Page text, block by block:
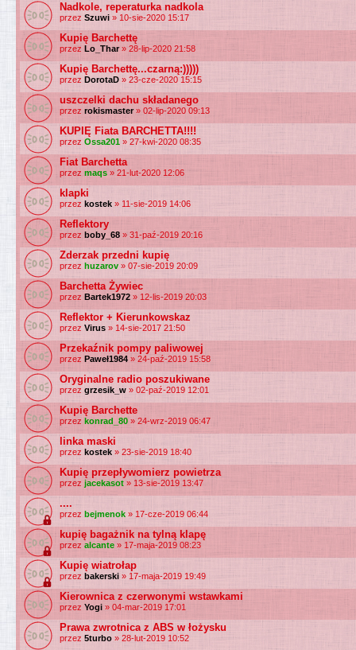
Nadkole, reperaturka nadkola
przez Szuwi » 10-sie-2020 15:17
Kupię Barchettę
przez Lo_Thar» 28-lip-2020 21:58
Kupię Barchettę...czarną:)))))
przez DorotaD » 23-cze-2020 15:15
uszczelki dachu składanego
przez rokismaster» 02-lip-2020 09:13
KUPIĘ Fiata BARCHETTA!!!!
przez Ossa201 » 27-kwi-2020 08:35
Fiat Barchetta
przez maqs » 21-lut-2020 12:06
klapki
przez kostek » 11-sie-2019 14:06
Reflektory
przez boby_68 » 31-paź-2019 20:16
Zderzak przedni kupię
przez huzarov » 07-sie-2019 20:09
Barchetta Żywiec
przez Bartek1972 » 12-lis-2019 20:03
Reflektor + Kierunkowskaz
przez Virus » 14-sie-2017 21:50
Przekaźnik pompy paliwowej
przez Paweł1984 » 24-paź-2019 15:58
Oryginalne radio poszukiwane
przez grzesik_w » 02-paź-2019 12:01
Kupię Barchette
przez konrad_80 » 24-wrz-2019 06:47
linka maski
przez kostek » 23-sie-2019 18:40
Kupię przepływomierz powietrza
przez jacekasot » 13-sie-2019 13:47
....
przez bejmenok » 17-cze-2019 06:44
kupię bagażnik na tylną klapę
przez alcante » 17-maja-2019 08:23
Kupię wiatrołap
przez bakerski » 17-maja-2019 19:49
Kierownica z czerwonymi wstawkami
przez Yogi » 04-mar-2019 17:01
Prawa zwrotnica z ABS w łożysku
przez 5turbo » 28-lut-2019 10:52